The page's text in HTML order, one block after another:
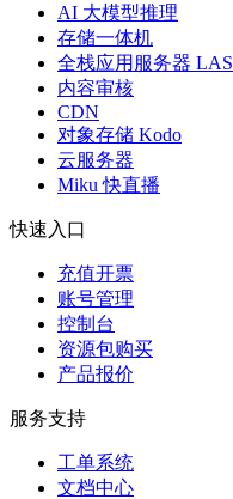
AI 大模型推理
存储一体机
全栈应用服务器 LAS
内容审核
CDN
对象存储 Kodo
云服务器
Miku 快直播
快速入口
充值开票
账号管理
控制台
资源包购买
产品报价
服务支持
工单系统
文档中心